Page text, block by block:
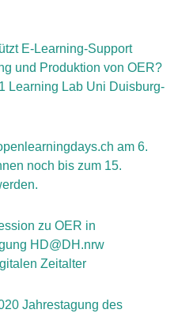
E-Learning-Support
und Produktion von OER?
Learning Lab Uni Duisburg-
am 6.
noch bis zum 15.
zu OER in
HD@DH.nrw
Zeitalter
Jahrestagung des